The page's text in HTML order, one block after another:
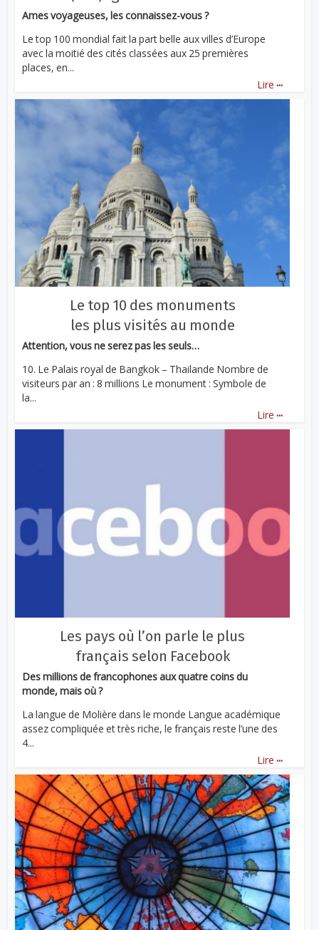
Ames voyageuses, les connaissez-vous ?
Le top 100 mondial fait la part belle aux villes d’Europe
avec la moitié des cités classées aux 25 premières
places, en...
Lire ...
Le top 10 des monuments
les plus visités au monde
Attention, vous ne serez pas les seuls…
10. Le Palais royal de Bangkok – Thailande Nombre de
visiteurs par an : 8 millions Le monument : Symbole de
la...
Lire ...
Les pays où l’on parle le plus
français selon Facebook
Des millions de francophones aux quatre coins du
monde, mais où ?
La langue de Molière dans le monde Langue académique
assez compliquée et très riche, le français reste l’une des
4...
Lire ...